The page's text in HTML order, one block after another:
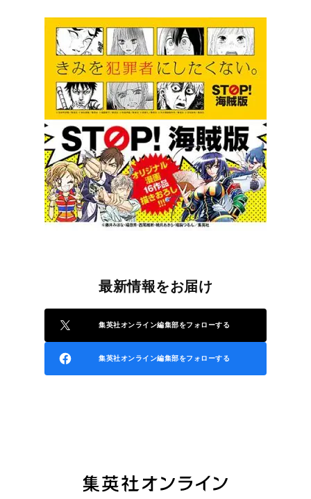
最新情報をお届け
集英社オンライン編集部をフォローする
集英社オンライン編集部をフォローする